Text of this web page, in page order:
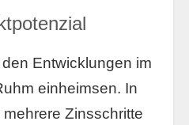
Entwicklungen im
einheimsen. In
Zinsschritte